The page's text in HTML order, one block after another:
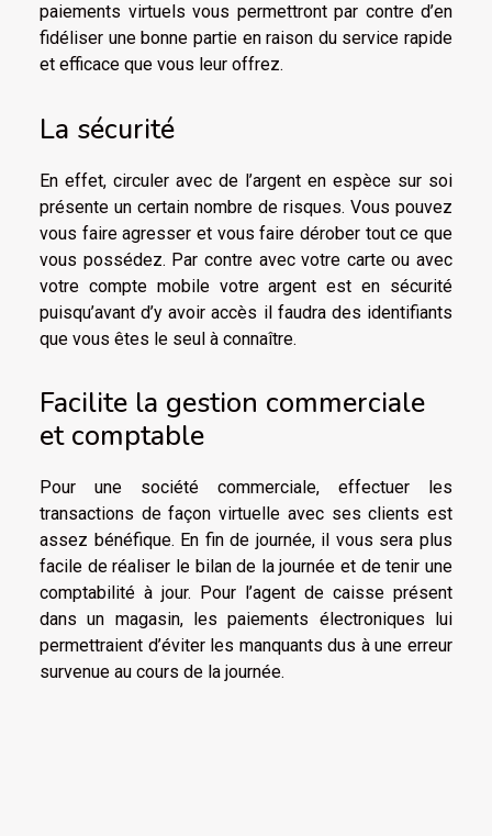
paiements virtuels vous permettront par contre d’en
fidéliser une bonne partie en raison du service rapide
et efficace que vous leur offrez.
La sécurité
En effet, circuler avec de l’argent en espèce sur soi
présente un certain nombre de risques. Vous pouvez
vous faire agresser et vous faire dérober tout ce que
vous possédez. Par contre avec votre carte ou avec
votre compte mobile votre argent est en sécurité
puisqu’avant d’y avoir accès il faudra des identifiants
que vous êtes le seul à connaître.
Facilite la gestion commerciale
et comptable
Pour une société commerciale, effectuer les
transactions de façon virtuelle avec ses clients est
assez bénéfique. En fin de journée, il vous sera plus
facile de réaliser le bilan de la journée et de tenir une
comptabilité à jour. Pour l’agent de caisse présent
dans un magasin, les paiements électroniques lui
permettraient d’éviter les manquants dus à une erreur
survenue au cours de la journée.